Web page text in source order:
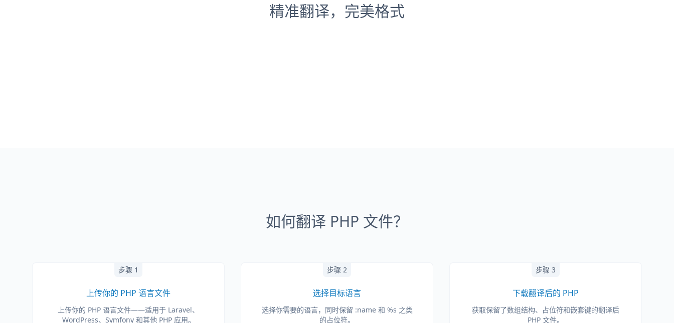
精准翻译，完美格式
如何翻译 PHP 文件？
步骤 1
上传你的 PHP 语言文件
上传你的 PHP 语言文件——适用于 Laravel、
WordPress、Symfony 和其他 PHP 应用。
步骤 2
选择目标语言
选择你需要的语言，同时保留 :name 和 %s 之类
的占位符。
步骤 3
下载翻译后的 PHP
获取保留了数组结构、占位符和嵌套键的翻译后
PHP 文件。